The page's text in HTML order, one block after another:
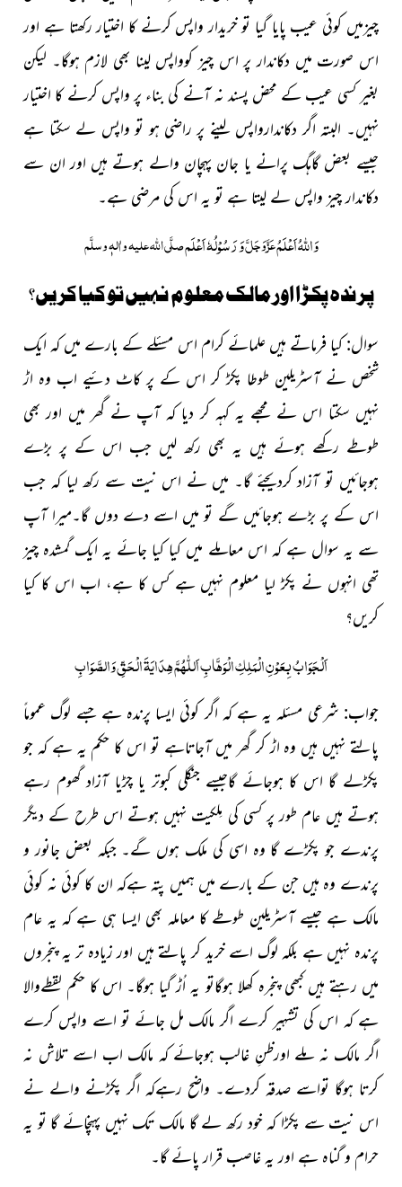
چیزمیں کوئی عیب پایا گیا تو خریدار واپس کرنے کا اختیار رکھتا ہے اور
اس صورت میں دکاندار پر اس چیز کوواپس لینا بھی لازم ہوگا۔ لیکن
بغیر کسی عیب کے محض پسند نہ آنے کی بناء پر واپس کرنے کا اختیار
نہیں۔ البتہ اگر دکاندارواپس لینے پر راضی ہو تو واپس لے سکتا ہے
جیسے بعض گاہگ پرانے یا جان پہچان والے ہوتے ہیں اور ان سے
دکاندار چیز واپس لے لیتا ہے تو یہ اس کی مرضی ہے۔
وَاللہُ اَعْلَمُعَزَّوَجَلَّوَ رَسُوْلُہٗ اَعْلَمصلَّی اللہ علیہ واٰلہٖ وسلَّم
پرندہ پکڑا اور مالک معلوم نہیں تو کیا کریں؟
سوال: کیا فرماتے ہیں علمائے کرام اس مسئلے کے بارے میں کہ ایک
شخص نے آسٹریلین طوطا پکڑ کر اس کے پر کاٹ دئیے اب وہ اڑ
نہیں سکتا اس نے مجھے یہ کہہ کر دیا کہ آپ نے گھر میں اور بھی
طوطے رکھے ہوئے ہیں یہ بھی رکھ لیں جب اس کے پر بڑے
ہوجائیں تو آزاد کردیجئے گا۔ میں نے اس نیت سے رکھ لیا کہ جب
اس کے پر بڑے ہوجائیں گے تو میں اسے دے دوں گا۔میرا آپ
سے یہ سوال ہے کہ اس معاملے میں کیا کیا جائے یہ ایک گمشدہ چیز
تھی انہوں نے پکڑ لیا معلوم نہیں ہے کس کا ہے، اب اس کا کیا
کریں؟
اَلْجَوَابُ بِعَوْنِ الْمَلِکِ الْوَھَّابِ اَللّٰھُمَّ ھِدَایَۃَ الْحَقِّ وَالصَّوَابِ
جواب: شرعی مسئلہ یہ ہے کہ اگر کوئی ایسا پرندہ ہے جسے لوگ عموماً
پالتے نہیں ہیں وہ اڑ کر گھر میں آجاتاہے تو اس کا حکم یہ ہے کہ جو
پکڑلے گا اس کا ہوجائے گاجیسے جنگلی کبوتر یا چڑیا آزاد گھوم رہے
ہوتے ہیں عام طور پر کسی کی مِلکیت نہیں ہوتے اس طرح کے دیگر
پرندے جو پکڑے گا وہ اسی کی ملک ہوں گے۔ جبکہ بعض جانور و
پرندے وہ ہیں جن کے بارے میں ہمیں پتہ ہےکہ ان کا کوئی نہ کوئی
مالک ہے جیسے آسٹریلین طوطے کا معاملہ بھی ایسا ہی ہے کہ یہ عام
پرندہ نہیں ہے بلکہ لوگ اسے خرید کر پالتے ہیں اور زیادہ تر یہ پنجروں
میں رہتے ہیں کبھی پنجرہ کھلا ہوگاتو یہ اُڑ گیا ہوگا۔ اس کا حکم لقطےوالا
ہے کہ اس کی تشہیر کرے اگر مالک مل جائے تو اسے واپس کرے
اگر مالک نہ ملے اورظنِ غالب ہوجائے کہ مالک اب اسے تلاش نہ
کرتا ہوگا تواسے صدقہ کردے۔ واضح رہےکہ اگر پکڑنے والے نے
اس نیت سے پکڑا کہ خود رکھ لے گا مالک تک نہیں پہنچائے گا تو یہ
حرام و گناہ ہے اور یہ غاصب قرار پائے گا۔